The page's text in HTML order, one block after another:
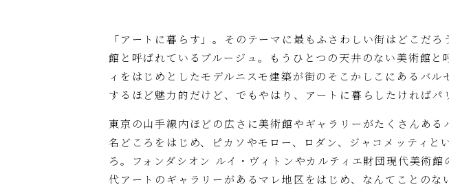
「アートに暮らす」。そのテーマに最もふさわしい街はどこだ
館と呼ばれているブルージュ。もうひとつの天井のない美術館
ィをはじめとしたモデルニスモ建築が街のそこかしこにあるバ
するほど魅力的だけど、でもやはり、アートに暮らしたければパ
東京の山手線内ほどの広さに美術館やギャラリーがたくさんあ
名どころをはじめ、ピカソやモロー、ロダン、ジャコメッティ
ろ。フォンダシオン ルイ・ヴィトンやカルティエ財団現代美術
代アートのギャラリーがあるマレ地区をはじめ、なんてことの